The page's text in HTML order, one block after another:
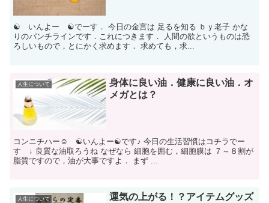
☯ いんよー ☯でーす． 今日の金言は 足るを知る ｂｙ老子 かな
りのパンチラインです．これにつきます． 人間の欲というものは恐
ろしいもので，とにかく求めます． 求めても，求...
人生について
身体に良い油．健康に良い油．オ
メガとは？
コンニチハー☺ ☯いんよー☯です♪ 今日の生活習慣はコチラでー
す ↓ 良質な油取ろうね なぜなら 細胞を囲む，細胞膜は ７～８割が
脂質ですので，油が大事ですよ． まず ...
人生について
運気の上がる！？アイテムグッズ